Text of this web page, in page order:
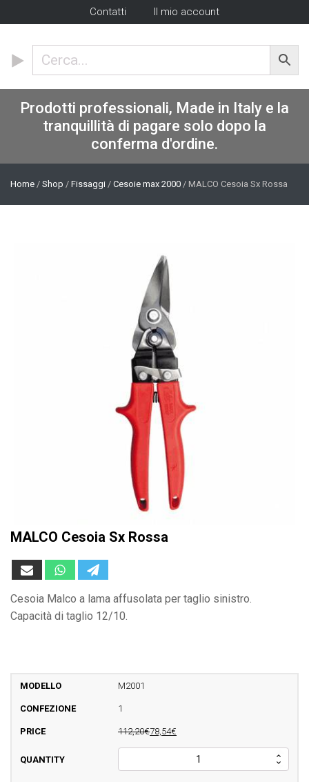
Contatti Il mio account
Prodotti professionali, Made in Italy e la
tranquillità di pagare solo dopo la
conferma d'ordine.
Home / Shop / Fissaggi / Cesoie max 2000 / MALCO Cesoia Sx Rossa
MALCO Cesoia Sx Rossa
Cesoia Malco a lama affusolata per taglio sinistro.
Capacità di taglio 12/10.
M2001
1
112,20€78,54€
MALCO